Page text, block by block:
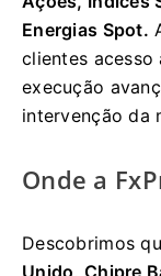
Energias Spot.
clientes
execução
intervenção da
Onde a
Descobrimos